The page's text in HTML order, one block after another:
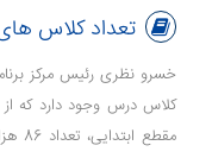
تعداد کلاس